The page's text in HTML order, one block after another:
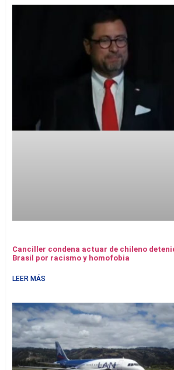
Canciller condena actuar de chileno
Brasil por racismo y homofobia
LEER MÁS